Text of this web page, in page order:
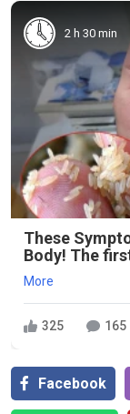
2 h 30 min
These
Body! The
More
325 165
Facebook